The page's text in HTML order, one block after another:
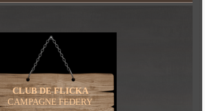
CLUB DE FLICKA
CAMPAGNE FEDERY